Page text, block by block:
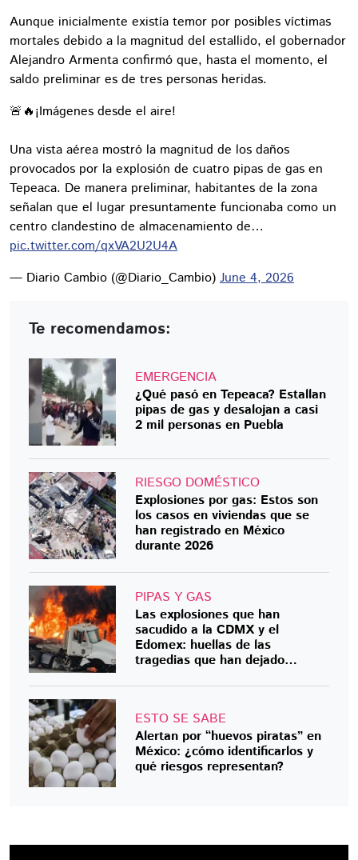
Aunque inicialmente existía temor por posibles víctimas
mortales debido a la magnitud del estallido, el gobernador
Alejandro Armenta confirmó que, hasta el momento, el
saldo preliminar es de tres personas heridas.
🚨🔥¡Imágenes desde el aire!
Una vista aérea mostró la magnitud de los daños
provocados por la explosión de cuatro pipas de gas en
Tepeaca. De manera preliminar, habitantes de la zona
señalan que el lugar presuntamente funcionaba como un
centro clandestino de almacenamiento de…
pic.twitter.com/qxVA2U2U4A
— Diario Cambio (@Diario_Cambio) June 4, 2026
Te recomendamos:
EMERGENCIA
¿Qué pasó en Tepeaca? Estallan
pipas de gas y desalojan a casi
2 mil personas en Puebla
RIESGO DOMÉSTICO
Explosiones por gas: Estos son
los casos en viviendas que se
han registrado en México
durante 2026
PIPAS Y GAS
Las explosiones que han
sacudido a la CDMX y el
Edomex: huellas de las
tragedias que han dejado
ESTO SE SABE
Alertan por “huevos piratas” en
México: ¿cómo identificarlos y
qué riesgos representan?